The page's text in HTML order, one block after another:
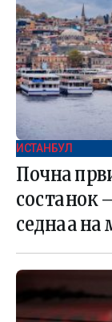
ИСТАНБУЛ
Почна
состанок
седнаа на